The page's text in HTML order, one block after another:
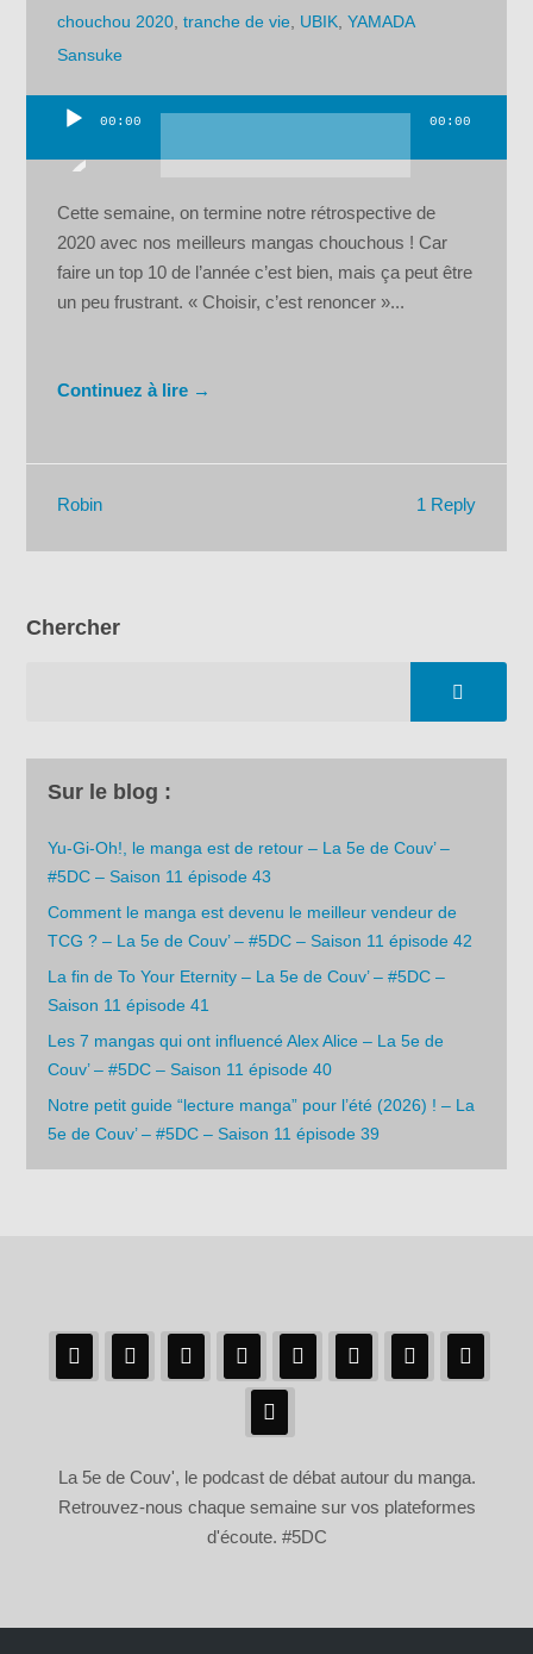
chouchou 2020 ,tranche de vie UBIK ,YAMADA
Sansuke
00:00 00:00
Cette semaine, on termine notre rétrospective de
2020 avec nos meilleurs mangas chouchous ! Car
faire un top 10 de l’année c’est bien, mais ça peut être
un peu frustrant. « Choisir, c’est renoncer »...
Continuez à lire →
1 Reply
Robin
Chercher
Sur le blog :
Yu-Gi-Oh!, le manga est de retour – La 5e de Couv’ –
#5DC – Saison 11 épisode 43
Comment le manga est devenu le meilleur vendeur de
TCG ? – La 5e de Couv’ – #5DC – Saison 11 épisode 42
La fin de To Your Eternity – La 5e de Couv’ – #5DC –
Saison 11 épisode 41
Les 7 mangas qui ont influencé Alex Alice – La 5e de
Couv’ – #5DC – Saison 11 épisode 40
Notre petit guide “lecture manga” pour l’été (2026) ! – La
5e de Couv’ – #5DC – Saison 11 épisode 39
La 5e de Couv', le podcast de débat autour du manga.
Retrouvez-nous chaque semaine sur vos plateformes
d'écoute. #5DC